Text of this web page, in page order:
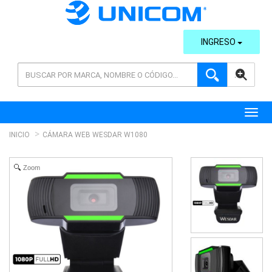
AVANZADA
INGRESO
INICIO CÁMARA WEB WESDAR W1080
Zoom